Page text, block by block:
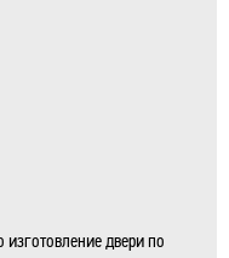
двери по